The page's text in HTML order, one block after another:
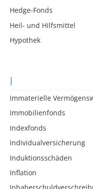
Hedge-Fonds
Heil- und Hilfsmittel
Hypothek
I
Immaterielle
Immobilienfonds
Indexfonds
Individualversicherung
Induktionsschäden
Inflation